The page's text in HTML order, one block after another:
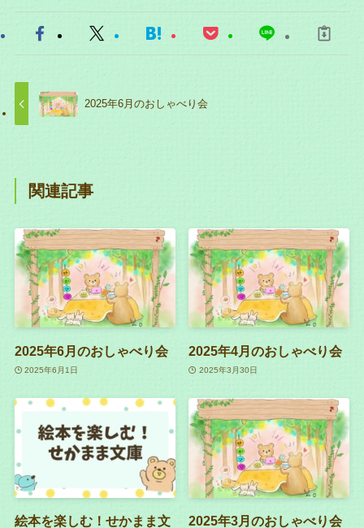
2025年6月のおしゃべり会
関連記事
2025年6月のおしゃべり会
2025年6月1日
2025年4月のおしゃべり会
2025年3月30日
絵本を楽しむ！せかまま文 2025年3月のおしゃべり会